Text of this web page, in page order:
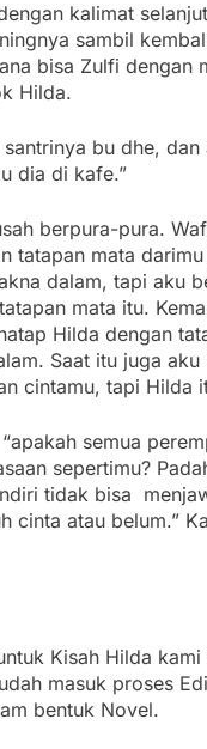
kalimat
sambil
bisa Zulfi dengan
Hilda.
santrinya bu dhe,
dia di kafe.”
berpura-pura.
tatapan mata
dalam, tapi aku
mata itu.
Hilda dengan
Saat itu juga aku
cintamu, tapi Hilda
semua
sepertimu?
tidak bisa
cinta atau belum.”
Kisah Hilda kami
masuk proses
bentuk Novel.